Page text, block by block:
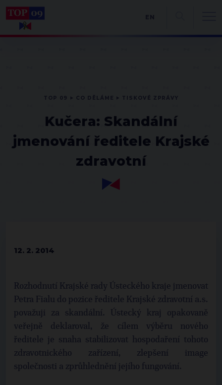
Kučera: Skandální
jmenování ředitele Krajské
zdravotní
12. 2. 2014
Rozhodnutí Krajské rady Ústeckého kraje jmenovat
Petra Fialu do pozice ředitele Krajské zdravotní a.s.
považuji za skandální. Ústecký kraj opakovaně
veřejně deklaroval, že cílem výběru nového
ředitele je snaha stabilizovat hospodaření tohoto
zdravotnického zařízení, zlepšení image
společnosti a zprůhlednění jejího fungování.